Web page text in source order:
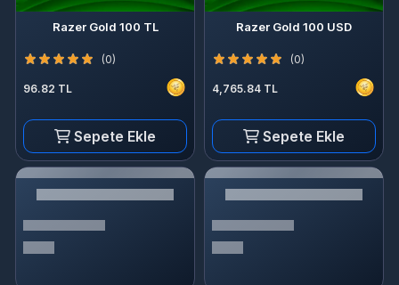
Razer Gold 100 TL
(0)
96.82 TL
Sepete Ekle
Razer Gold 100 USD
(0)
4,765.84 TL
Sepete Ekle